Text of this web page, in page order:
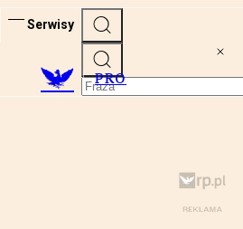
Serwisy
PRO